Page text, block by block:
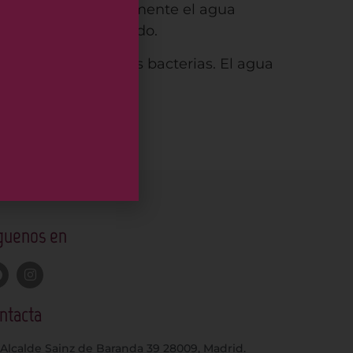
usar directamente el agua
seriamente dañado.
desarrollo de otras bacterias. El agua
en
Alcalde Sainz de Baranda 39 28009, Madrid.